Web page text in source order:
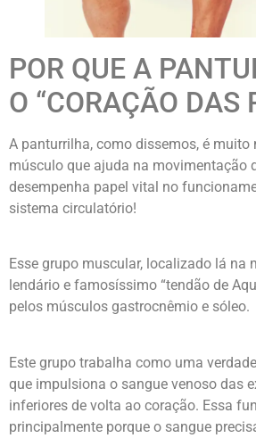
POR QUE A
O “CORAÇÃO DAS
A panturrilha, como dissemos, é muito
músculo que ajuda na movimentação
desempenha papel vital no
sistema circulatório!
Esse grupo muscular, localizado lá na
lendário e famosíssimo “tendão de
pelos músculos gastrocnêmio e sóleo.
Este grupo trabalha como uma
que impulsiona o sangue venoso das
inferiores de volta ao coração. Essa
principalmente porque o sangue